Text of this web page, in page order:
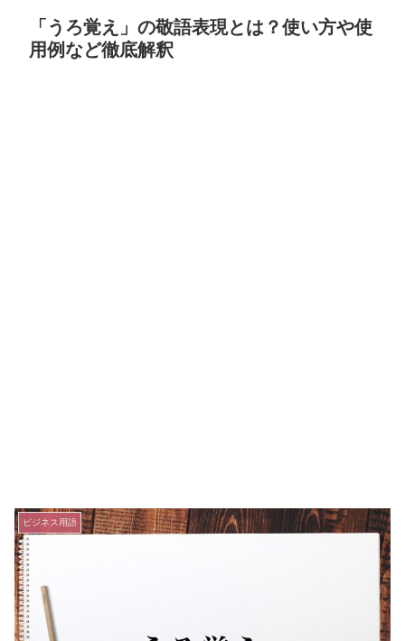
「うろ覚え」の敬語表現とは？使い方や使
用例など徹底解釈
ビジネス用語